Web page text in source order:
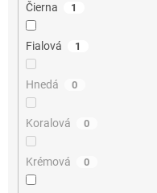
Čierna 1
Fialová 1
Hnedá 0
Koralová 0
Krémová 0